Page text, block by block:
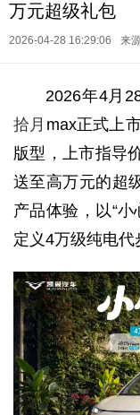
万元超级礼包
2026-04-28 16:29:06 来
2026年4月
拾月 max正式上
版型，上市指导
送至高万元的超
产品体验，以“
定义4万级纯电代